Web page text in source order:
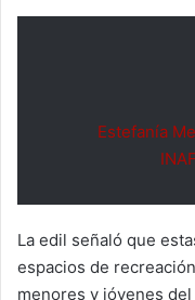
Estefanía
La edil señaló que
espacios de
menores y jóvenes